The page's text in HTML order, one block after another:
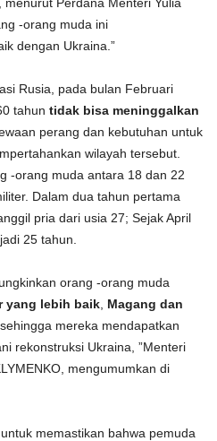
-orang muda ini
dengan Ukraina.”
Rusia, pada bulan Februari
tahun tidak bisa meninggalkan
perang dan kebutuhan untuk
wilayah tersebut.
-orang muda antara 18 dan 22
Dalam dua tahun pertama
pria dari usia 27; Sejak April
25 tahun.
orang -orang muda
yang lebih baik Magang dan
sehingga mereka mendapatkan
rekonstruksi Ukraina, ”Menteri
mengumumkan di
memastikan bahwa pemuda